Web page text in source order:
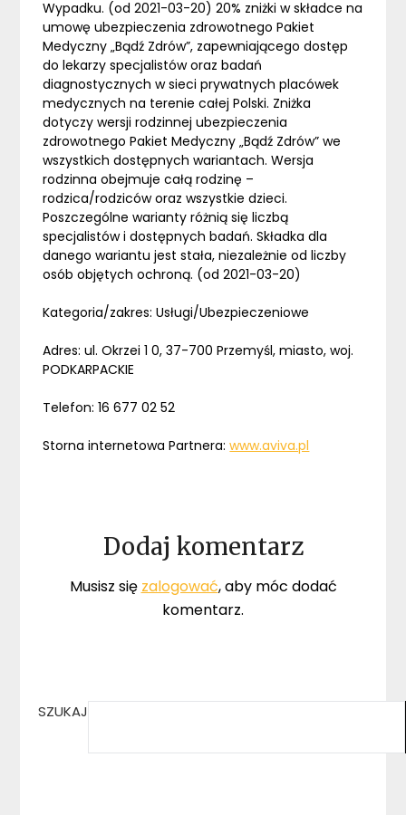
Wypadku. (od 2021-03-20) 20% zniżki w składce na
umowę ubezpieczenia zdrowotnego Pakiet
Medyczny „Bądź Zdrów”, zapewniającego dostęp
do lekarzy specjalistów oraz badań
diagnostycznych w sieci prywatnych placówek
medycznych na terenie całej Polski. Zniżka
dotyczy wersji rodzinnej ubezpieczenia
zdrowotnego Pakiet Medyczny „Bądź Zdrów” we
wszystkich dostępnych wariantach. Wersja
rodzinna obejmuje całą rodzinę –
rodzica/rodziców oraz wszystkie dzieci.
Poszczególne warianty różnią się liczbą
specjalistów i dostępnych badań. Składka dla
danego wariantu jest stała, niezależnie od liczby
osób objętych ochroną. (od 2021-03-20)
Kategoria/zakres: Usługi/Ubezpieczeniowe
Adres: ul. Okrzei 1 0, 37-700 Przemyśl, miasto, woj.
PODKARPACKIE
Telefon: 16 677 02 52
Storna internetowa Partnera:www.aviva.pl
Dodaj komentarz
Musisz się zalogować, aby móc dodać
komentarz.
SZUKAJ